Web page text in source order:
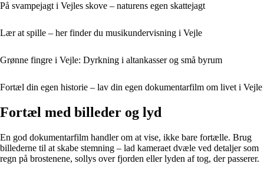
På svampejagt i Vejles skove – naturens egen skattejagt
Lær at spille – her finder du musikundervisning i Vejle
Grønne fingre i Vejle: Dyrkning i altankasser og små byrum
Fortæl din egen historie – lav din egen dokumentarfilm om livet i Vejle
Fortæl med billeder og lyd
En god dokumentarfilm handler om at vise, ikke bare fortælle. Brug
billederne til at skabe stemning – lad kameraet dvæle ved detaljer som
regn på brostenene, sollys over fjorden eller lyden af tog, der passerer.